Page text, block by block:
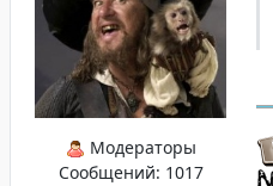
Модераторы
Сообщений: 1017